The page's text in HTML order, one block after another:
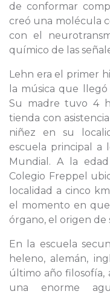
de conformar
creó una molécula
con el
químico de las
Lehn era el primer
la música que
Su madre tuvo 4
tienda con
niñez en su
escuela principal a
Mundial. A la
Colegio Freppel
localidad a cinco
el momento en
órgano, el origen de
En la escuela
heleno, alemán,
último año filosofía,
una enorme